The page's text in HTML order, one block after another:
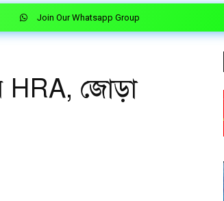
Join Our Whatsapp Group
HRA, জোড়া